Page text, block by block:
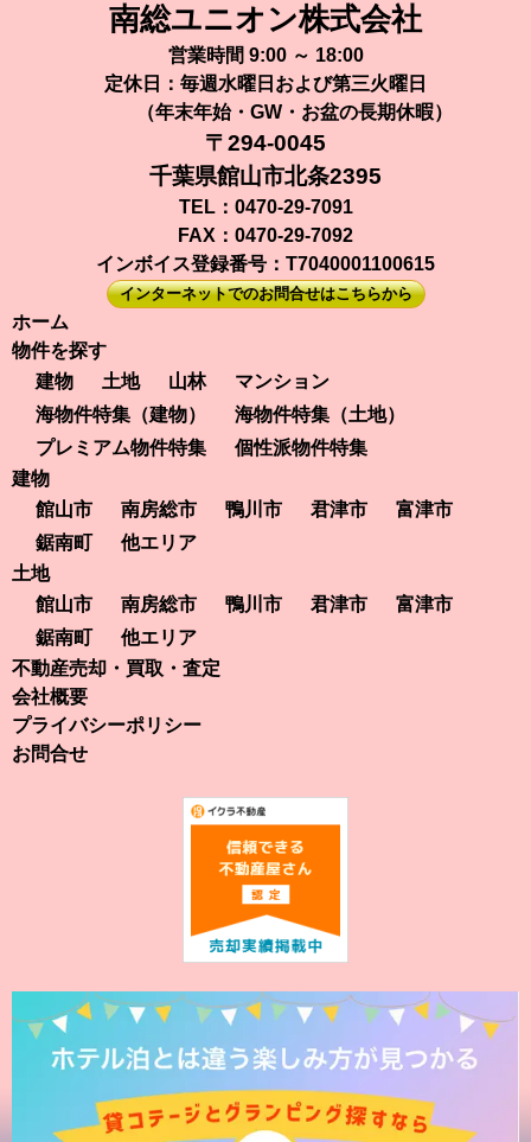
南総ユニオン株式会社
営業時間 9:00 ～ 18:00
定休日：毎週水曜日および第三火曜日
（年末年始・GW・お盆の長期休暇）
〒294-0045
千葉県館山市北条2395
TEL：0470-29-7091
FAX：0470-29-7092
インボイス登録番号：T7040001100615
インターネットでのお問合せはこちらから
ホーム
物件を探す
建物
土地 山林
マンション
海物件特集（建物）
海物件特集（土地）
プレミアム物件特集
個性派物件特集
建物
館山市
南房総市 鴨川市 君津市
富津市
鋸南町
他エリア
土地
館山市
南房総市 鴨川市 君津市
富津市
鋸南町
他エリア
不動産売却・買取・査定
会社概要
プライバシーポリシー
お問合せ